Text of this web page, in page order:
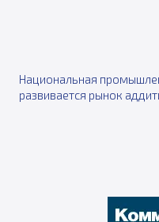
Национальная
развивается рынок